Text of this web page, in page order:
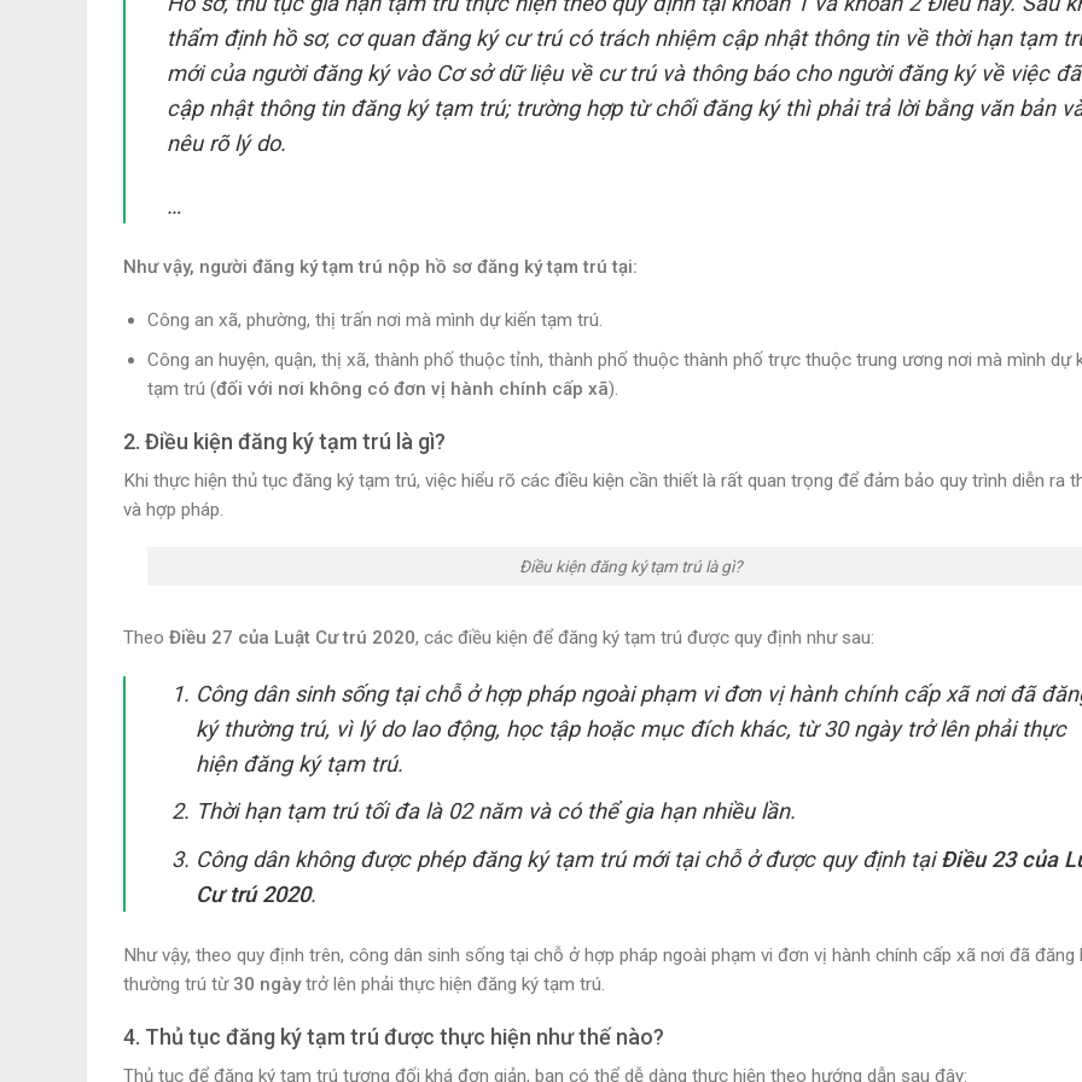
thẩm định hồ sơ, cơ quan đăng ký cư trú có trách nhiệm cập nhật thông tin về thời hạn tạm
mới của người đăng ký vào Cơ sở dữ liệu về cư trú và thông báo cho người đăng ký về việc đã
cập nhật thông tin đăng ký tạm trú; trường hợp từ chối đăng ký thì phải trả lời bằng văn bản
nêu rõ lý do.
…
Như vậy, người đăng ký tạm trú nộp hồ sơ đăng ký tạm trú tại:
Công an xã, phường, thị trấn nơi mà mình dự kiến tạm trú.
Công an huyện, quận, thị xã, thành phố thuộc tỉnh, thành phố thuộc thành phố trực thuộc trung ương nơi mà mình dự
tạm trú (đối với nơi không có đơn vị hành chính cấp xã).
2. Điều kiện đăng ký tạm trú là gì?
Khi thực hiện thủ tục đăng ký tạm trú, việc hiểu rõ các điều kiện cần thiết là rất quan trọng để đảm bảo quy trình diễn ra
và hợp pháp.
Điều kiện đăng ký tạm trú là gì?
Theo Điều 27 của Luật Cư trú 2020, các điều kiện để đăng ký tạm trú được quy định như sau:
Công dân sinh sống tại chỗ ở hợp pháp ngoài phạm vi đơn vị hành chính cấp xã nơi đã
ký thường trú, vì lý do lao động, học tập hoặc mục đích khác, từ 30 ngày trở lên phải thực
hiện đăng ký tạm trú.
Thời hạn tạm trú tối đa là 02 năm và có thể gia hạn nhiều lần.
Công dân không được phép đăng ký tạm trú mới tại chỗ ở được quy định tạiĐiều 23 của
Cư trú 2020.
Như vậy, theo quy định trên, công dân sinh sống tại chỗ ở hợp pháp ngoài phạm vi đơn vị hành chính cấp xã nơi đã đăng
thường trú từ30 ngàytrở lên phải thực hiện đăng ký tạm trú.
4. Thủ tục đăng ký tạm trú được thực hiện như thế nào?
Thủ tục để đăng ký tạm trú tương đối khá đơn giản, bạn có thể dễ dàng thực hiện theo hướng dẫn sau đây: